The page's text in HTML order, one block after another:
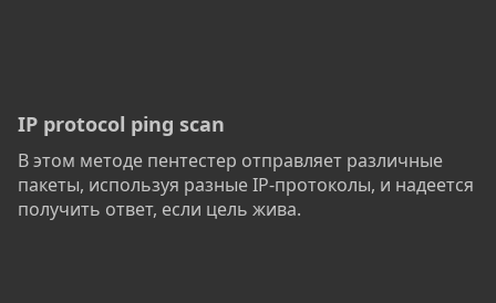
IP protocol ping scan
В этом методе пентестер отправляет различные
пакеты, используя разные IP-протоколы, и надеется
получить ответ, если цель жива.